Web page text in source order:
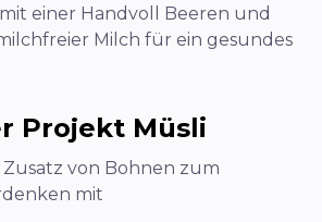
einer Handvoll Beeren und
Milch für ein gesundes
Projekt Müsli
von Bohnen zum
mit